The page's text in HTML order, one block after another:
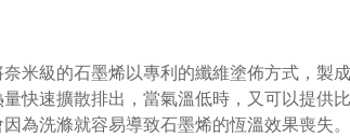
米級的石墨烯以專利的纖維塗佈方式，製
快速擴散排出，當氣溫低時，又可以提供
為洗滌就容易導致石墨烯的恆溫效果喪失